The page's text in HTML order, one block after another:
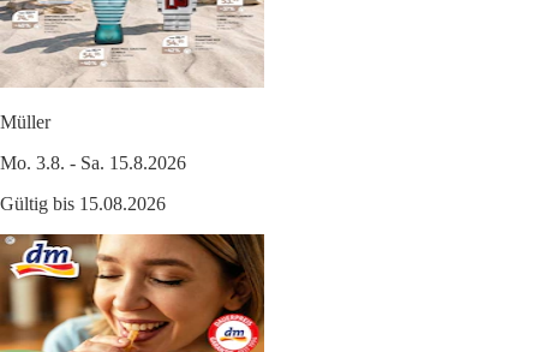
Müller
Mo. 3.8. - Sa. 15.8.2026
Gültig bis 15.08.2026